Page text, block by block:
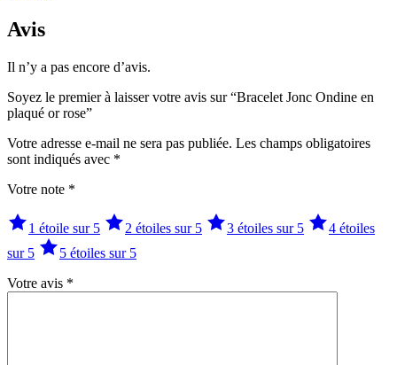
Avis
Il n’y a pas encore d’avis.
Soyez le premier à laisser votre avis sur “Bracelet Jonc Ondine en
plaqué or rose”
Votre adresse e-mail ne sera pas publiée. Les champs obligatoires
sont indiqués avec *
Votre note *
1 étoile sur 5 2 étoiles sur 5 3 étoiles sur 5
4 étoiles
sur 5
5 étoiles sur 5
Votre avis *